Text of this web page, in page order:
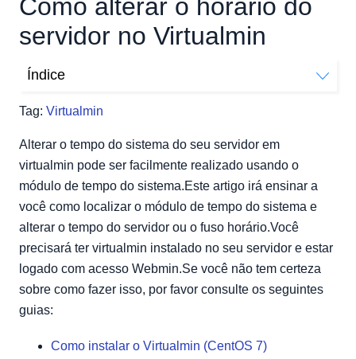
Como alterar o horário do
servidor no Virtualmin
Tag: Virtualmin
Índice
Alterar o tempo do sistema do seu servidor em
virtualmin pode ser facilmente realizado usando o
módulo de tempo do sistema.Este artigo irá ensinar a
você como localizar o módulo de tempo do sistema e
alterar o tempo do servidor ou o fuso horário.Você
precisará ter virtualmin instalado no seu servidor e estar
logado com acesso Webmin.Se você não tem certeza
sobre como fazer isso, por favor consulte os seguintes
guias:
Como instalar o Virtualmin (CentOS 7)